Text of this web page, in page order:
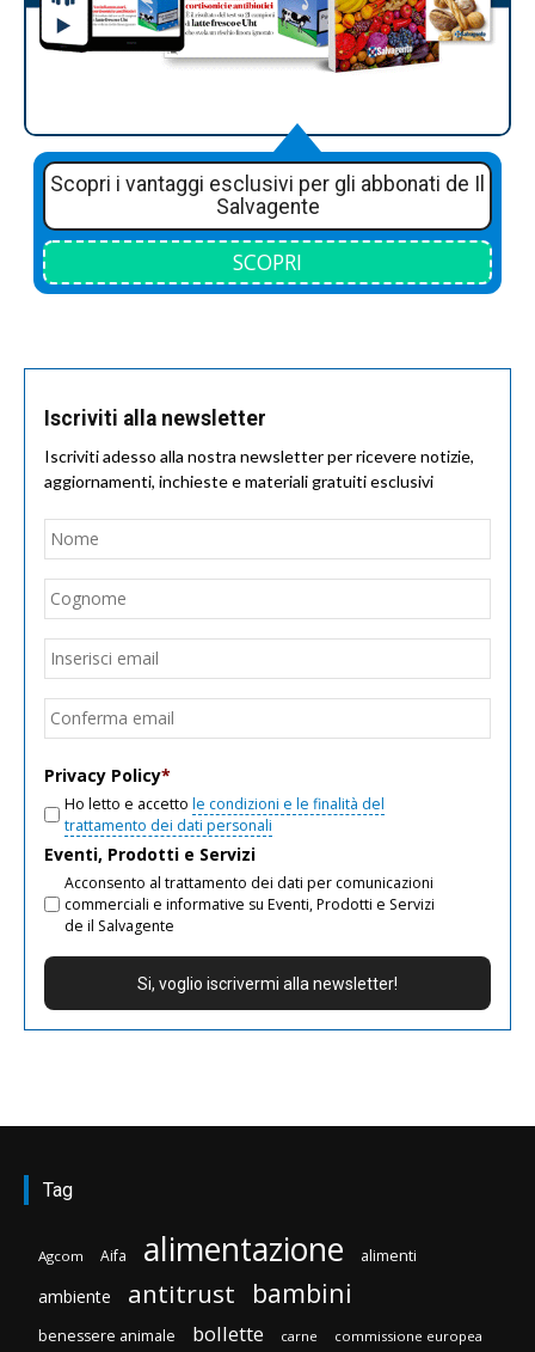
Scopri i vantaggi esclusivi per gli abbonati de Il
Salvagente
SCOPRI
Iscriviti alla newsletter
Iscriviti adesso alla nostra newsletter per ricevere notizie,
aggiornamenti, inchieste e materiali gratuiti esclusivi
Nome
Email
Privacy Policy*
Ho letto e accetto le condizioni e le finalità del
trattamento dei dati personali
Eventi, Prodotti e Servizi
Acconsento al trattamento dei dati per comunicazioni
commerciali e informative su Eventi, Prodotti e Servizi
de il Salvagente
Tag
Agcom Aifa alimentazione alimenti
ambiente antitrust bambini
benessere animale bollette carne commissione europea